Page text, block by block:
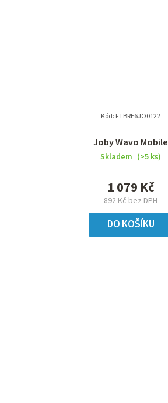
Joby Wavo Mobile
Skladem (>5 ks)
892 Kč bez DPH
1 079 Kč
DO KOŠÍKU
Kód: FTBRE6JO0122